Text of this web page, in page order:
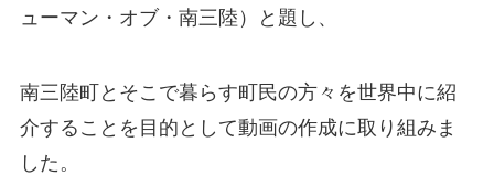
ューマン・オブ・南三陸）と題し、
南三陸町とそこで暮らす町民の方々を世界中に紹
介することを目的として動画の作成に取り組みま
した。